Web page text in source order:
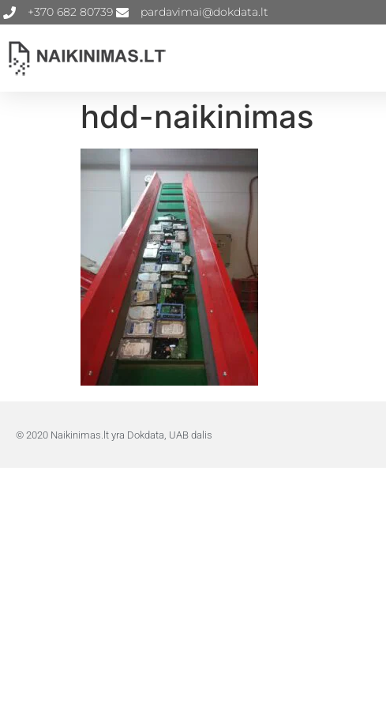
+370 682 80739 pardavimai@dokdata.lt
hdd-naikinimas
© 2020 Naikinimas.lt yra Dokdata, UAB dalis